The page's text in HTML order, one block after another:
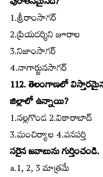
1.శ్రీరాంసాగర్‌
2.ప్రియదర్శిని జూరాల
3.నిజాంసాగర్‌
4.నాగార్జునసాగర్‌
112. తెలంగాణలో
జిల్లాలో ఉన్నాయి?
1.నల్లగొండ 2.వికారాబాద్‌
3.మంచిర్యాల 4.వనపర్తి
సరైన జవాబును గుర్తించండి.
a.1, 2, 3 మాత్రమే